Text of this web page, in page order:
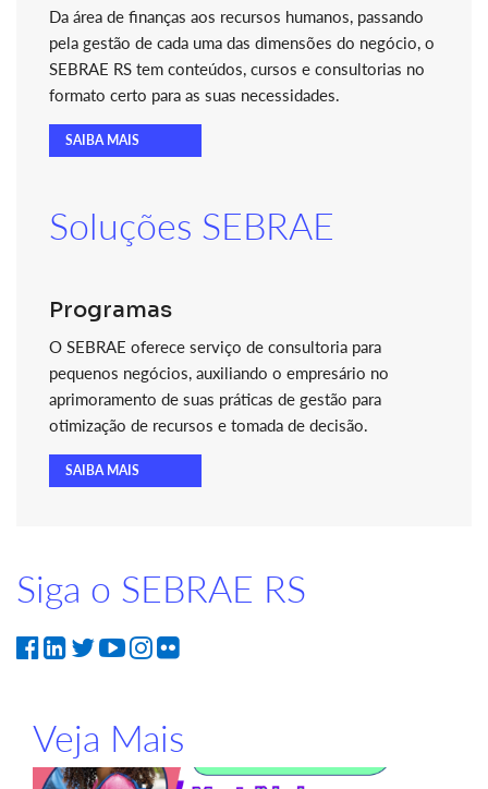
Da área de finanças aos recursos humanos, passando
pela gestão de cada uma das dimensões do negócio, o
SEBRAE RS tem conteúdos, cursos e consultorias no
formato certo para as suas necessidades.
SAIBA MAIS
Soluções SEBRAE
Programas
O SEBRAE oferece serviço de consultoria para
pequenos negócios, auxiliando o empresário no
aprimoramento de suas práticas de gestão para
otimização de recursos e tomada de decisão.
SAIBA MAIS
Siga o SEBRAE RS
Veja Mais